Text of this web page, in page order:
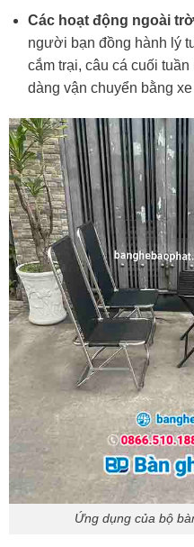
Các hoạt động ngoài
người bạn đồng hành lý
cắm trại, câu cá cuối
dàng vận chuyển bằng
Ứng dụng của bộ